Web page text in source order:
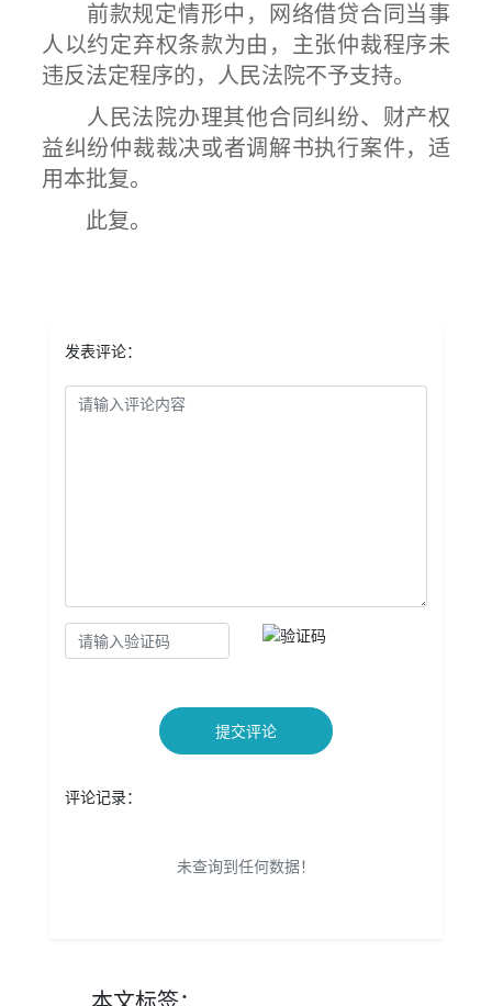
前款规定情形中，网络借贷合同当事
人以约定弃权条款为由，主张仲裁程序未
违反法定程序的，人民法院不予支持。
人民法院办理其他合同纠纷、财产权
益纠纷仲裁裁决或者调解书执行案件，适
用本批复。
此复。
发表评论：
提交评论
评论记录：
未查询到任何数据！